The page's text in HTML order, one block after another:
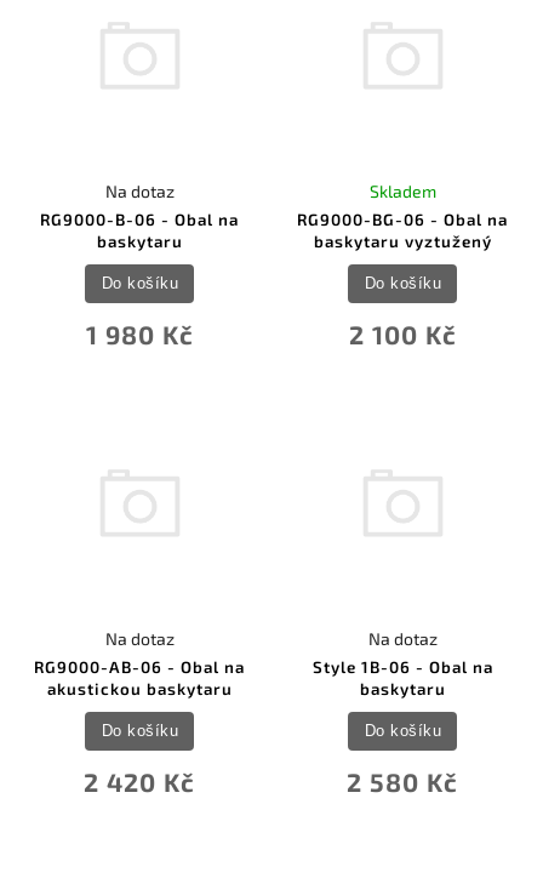
RG9000-B-06 - Obal na
baskytaru
Na dotaz
1 980 Kč
Do košíku
RG9000-BG-06 - Obal na
baskytaru vyztužený
Skladem
2 100 Kč
Do košíku
RG9000-AB-06 - Obal na
akustickou baskytaru
Na dotaz
2 420 Kč
Do košíku
Style 1B-06 - Obal na
baskytaru
Na dotaz
2 580 Kč
Do košíku